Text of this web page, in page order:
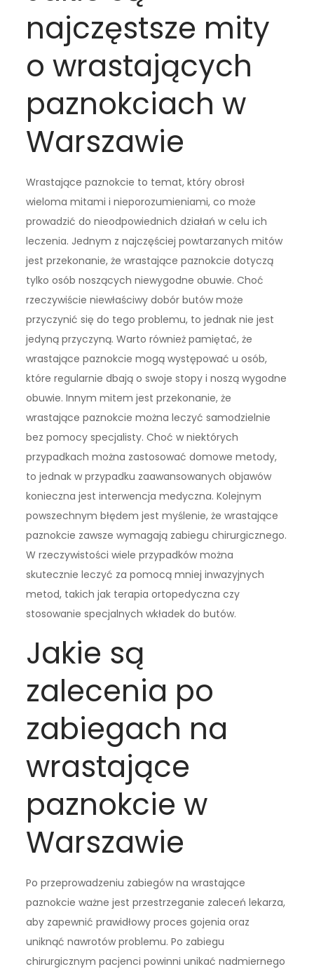
najczęstsze mity
o wrastających
paznokciach w
Warszawie
Wrastające paznokcie to temat, który obrosł
wieloma mitami i nieporozumieniami, co może
prowadzić do nieodpowiednich działań w celu ich
leczenia. Jednym z najczęściej powtarzanych mitów
jest przekonanie, że wrastające paznokcie dotyczą
tylko osób noszących niewygodne obuwie. Choć
rzeczywiście niewłaściwy dobór butów może
przyczynić się do tego problemu, to jednak nie jest
jedyną przyczyną. Warto również pamiętać, że
wrastające paznokcie mogą występować u osób,
które regularnie dbają o swoje stopy i noszą wygodne
obuwie. Innym mitem jest przekonanie, że
wrastające paznokcie można leczyć samodzielnie
bez pomocy specjalisty. Choć w niektórych
przypadkach można zastosować domowe metody,
to jednak w przypadku zaawansowanych objawów
konieczna jest interwencja medyczna. Kolejnym
powszechnym błędem jest myślenie, że wrastające
paznokcie zawsze wymagają zabiegu chirurgicznego.
W rzeczywistości wiele przypadków można
skutecznie leczyć za pomocą mniej inwazyjnych
metod, takich jak terapia ortopedyczna czy
stosowanie specjalnych wkładek do butów.
Jakie są
zalecenia po
zabiegach na
wrastające
paznokcie w
Warszawie
Po przeprowadzeniu zabiegów na wrastające
paznokcie ważne jest przestrzeganie zaleceń lekarza,
aby zapewnić prawidłowy proces gojenia oraz
uniknąć nawrotów problemu. Po zabiegu
chirurgicznym pacjenci powinni unikać nadmiernego